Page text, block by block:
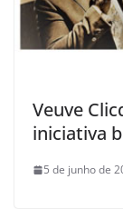
Veuve
iniciativa
5 de junho de